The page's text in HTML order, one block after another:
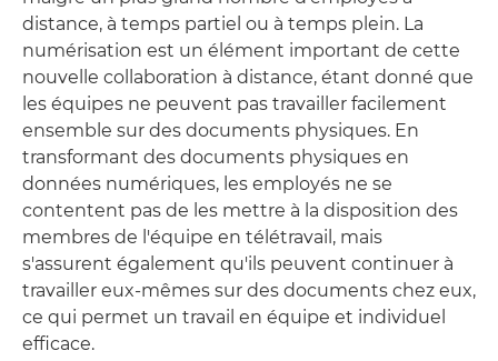
distance, à temps partiel ou à temps plein. La
numérisation est un élément important de cette
nouvelle collaboration à distance, étant donné que
les équipes ne peuvent pas travailler facilement
ensemble sur des documents physiques. En
transformant des documents physiques en
données numériques, les employés ne se
contentent pas de les mettre à la disposition des
membres de l'équipe en télétravail, mais
s'assurent également qu'ils peuvent continuer à
travailler eux-mêmes sur des documents chez eux,
ce qui permet un travail en équipe et individuel
efficace.